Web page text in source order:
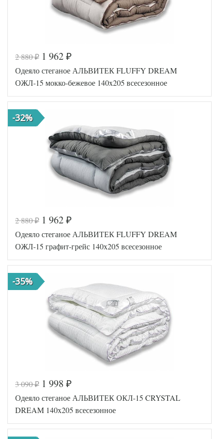
Код товара
Артикул
AL4607048021
347
Ширина х
Длина
140х205 (1,5-
сп)
Сезонность
Наполнитель
искусственный
Микрофибра
Производитель
АльВиТек
(Россия)
Код товара
Артикул
AL4607048021
415
Ширина х
Длина
140х205 (1,5-
сп)
Сезонность
Наполнитель
Лебяжий пух
искусственный
Микрофибра
Производитель
АльВиТек
(Россия)
2 880₽ 1 962 ₽
Одеяло стеганое АЛЬВИТЕК FLUFFY DREAM
ОЖЛ-15 мокко-бежевое 140x205 всесезонное
-32%
Код товара
Артикул
AL4607048021
Ширина х
Длина
140х205 (1,5-
сп)
Сезонность
2 880₽ 1 962 ₽
Одеяло стеганое АЛЬВИТЕК FLUFFY DREAM
ОЖЛ-15 графит-грейс 140x205 всесезонное
-35%
3 090₽ 1 998 ₽
Одеяло стеганое АЛЬВИТЕК ОКЛ-15 CRYSTAL
DREAM 140x205 всесезонное